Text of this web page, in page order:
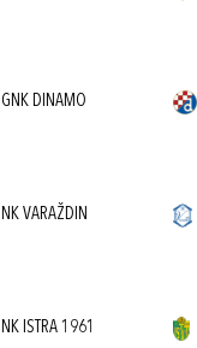
GNK DINAMO
NK VARAŽDIN
NK ISTRA 1961